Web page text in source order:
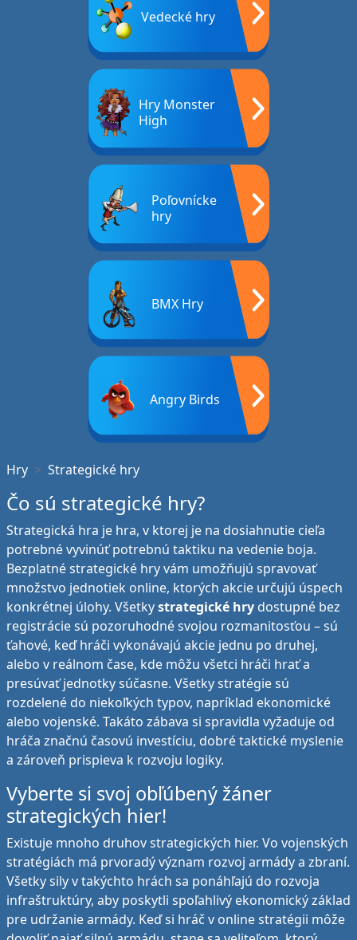
Vedecké hry
Hry Monster
High
Poľovnícke
hry
BMX Hry
Angry Birds
Hry Strategické hry
Čo sú strategické hry?
Strategická hra je hra, v ktorej je na dosiahnutie cieľa
potrebné vyvinúť potrebnú taktiku na vedenie boja.
Bezplatné strategické hry vám umožňujú spravovať
množstvo jednotiek online, ktorých akcie určujú úspech
konkrétnej úlohy. Všetkystrategické hry dostupné bez
registrácie sú pozoruhodné svojou rozmanitosťou – sú
ťahové, keď hráči vykonávajú akcie jednu po druhej,
alebo v reálnom čase, kde môžu všetci hráči hrať a
presúvať jednotky súčasne. Všetky stratégie sú
rozdelené do niekoľkých typov, napríklad ekonomické
alebo vojenské. Takáto zábava si spravidla vyžaduje od
hráča značnú časovú investíciu, dobré taktické myslenie
a zároveň prispieva k rozvoju logiky.
Vyberte si svoj obľúbený žáner
strategických hier!
Existuje mnoho druhov strategických hier. Vo vojenských
stratégiách má prvoradý význam rozvoj armády a zbraní.
Všetky sily v takýchto hrách sa ponáhľajú do rozvoja
infraštruktúry, aby poskytli spoľahlivý ekonomický základ
pre udržanie armády. Keď si hráč v online stratégii môže